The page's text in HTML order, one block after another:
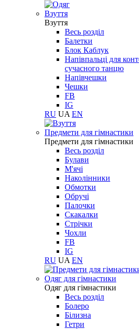
Взуття
Взуття
Весь розділ
Балетки
Блок Каблук
Напівпальці для
сучасного танцю
Напівчешки
Чешки
FB
IG
RU UA EN
Предмети для гімнастики
Предмети для гімнастики
Весь розділ
Булави
М'ячі
Наколінники
Обмотки
Обручі
Палочки
Скакалки
Стрічки
Чохли
FB
IG
RU UA EN
Одяг для гімнастики
Одяг для гімнастики
Весь розділ
Болеро
Білизна
Гетри